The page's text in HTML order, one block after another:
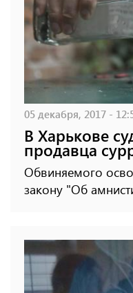
05 декабря, 2017 -
В Харькове
продавца
Обвиняемого
закону "Об